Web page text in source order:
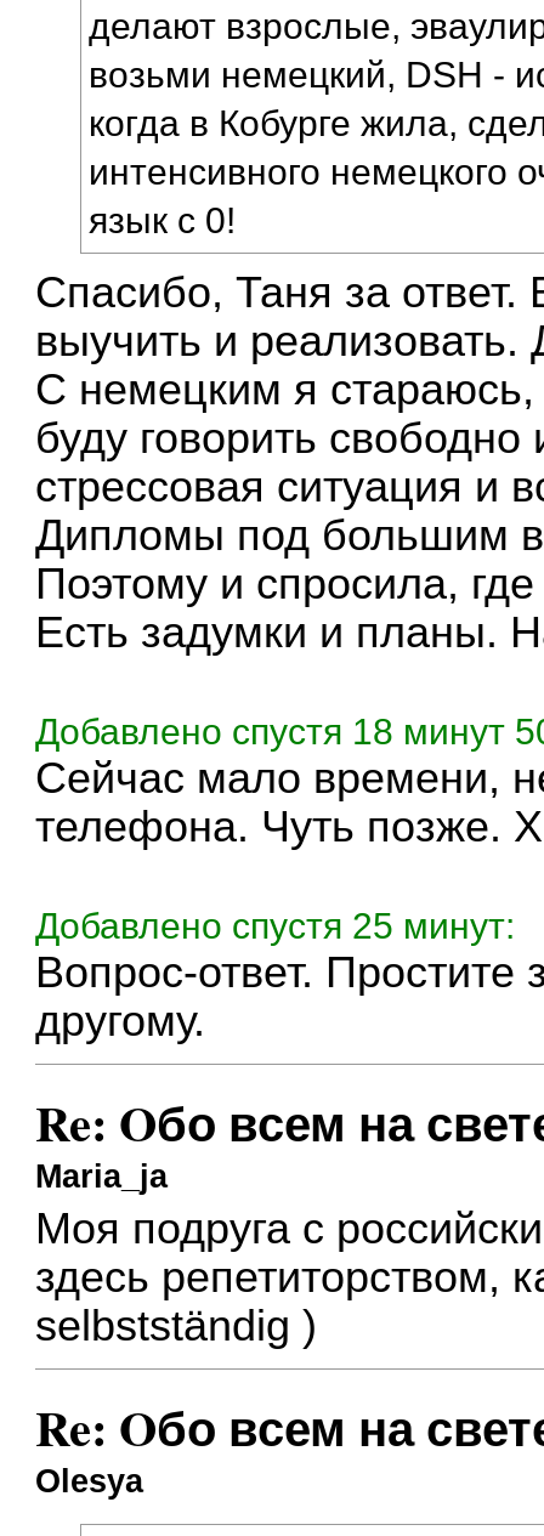
делают взрослые,
возьми немецкий, DSH -
когда в Кобурге жила,
интенсивного немецкого
язык с 0!
Спасибо, Таня за
выучить и
С немецким я стараюсь,
буду говорить
стрессовая ситуация и
Дипломы под большим
Поэтому и спросила,
Есть задумки и планы.
Добавлено спустя 18 минут
Сейчас мало времени,
телефона. Чуть позже.
Добавлено спустя 25 минут:
Вопрос-ответ.
другому.
Re: Oбо всем на
Maria_ja
Моя подруга с
здесь репетиторством,
selbstständig )
Re: Oбо всем на
Olesya